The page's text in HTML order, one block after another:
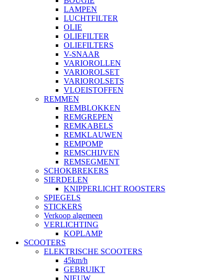
LAMPEN
LUCHTFILTER
OLIE
OLIEFILTER
OLIEFILTERS
V-SNAAR
VARIOROLLEN
VARIOROLSET
VARIOROLSETS
VLOEISTOFFEN
REMMEN
REMBLOKKEN
REMGREPEN
REMKABELS
REMKLAUWEN
REMPOMP
REMSCHIJVEN
REMSEGMENT
SCHOKBREKERS
SIERDELEN
KNIPPERLICHT ROOSTERS
SPIEGELS
STICKERS
Verkoop algemeen
VERLICHTING
KOPLAMP
SCOOTERS
ELEKTRISCHE SCOOTERS
45km/h
GEBRUIKT